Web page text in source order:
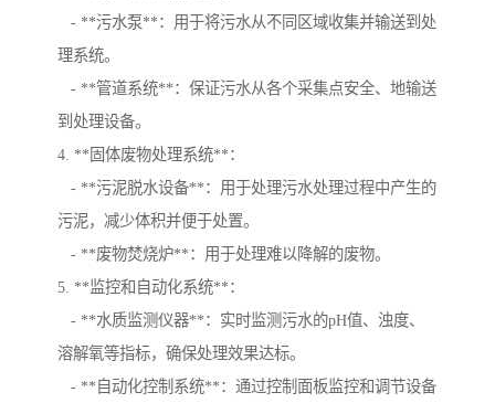
- **污水泵**：用于将污水从不同区域收集并输送到处
理系统。
- **管道系统**：保证污水从各个采集点安全、地输送
到处理设备。
4. **固体废物处理系统**：
- **污泥脱水设备**：用于处理污水处理过程中产生的
污泥，减少体积并便于处置。
- **废物焚烧炉**：用于处理难以降解的废物。
5. **监控和自动化系统**：
- **水质监测仪器**：实时监测污水的pH值、浊度、
溶解氧等指标，确保处理效果达标。
- **自动化控制系统**：通过控制面板监控和调节设备